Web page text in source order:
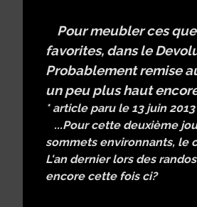
Pour meubler ces
favorites, dans le
Probablement remise
un peu plus haut
* article paru le 13 juin
...Pour cette deuxième
sommets environnants, le
L'an dernier lors des
encore cette fois ci?